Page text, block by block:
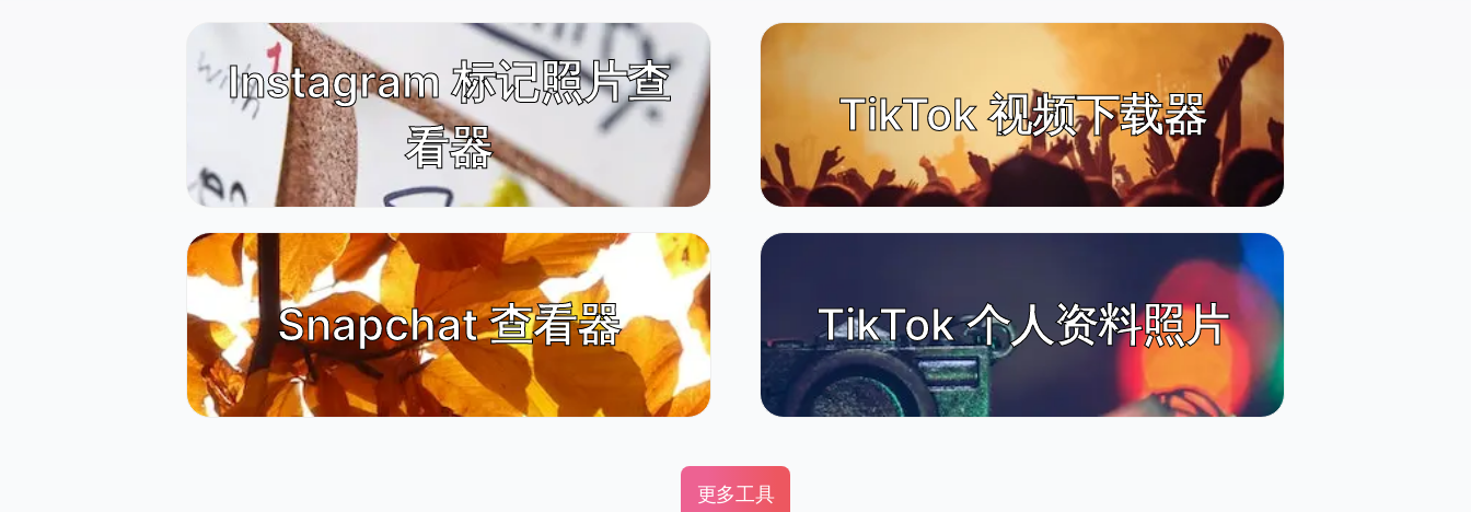
Instagram 标记照片查
看器
TikTok 视频下载器
Snapchat 查看器 TikTok 个人资料照片
更多工具